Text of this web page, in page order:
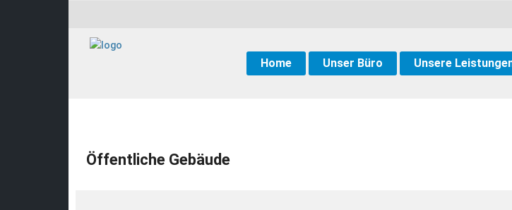
Home Unser Büro Unsere
Öffentliche Gebäude